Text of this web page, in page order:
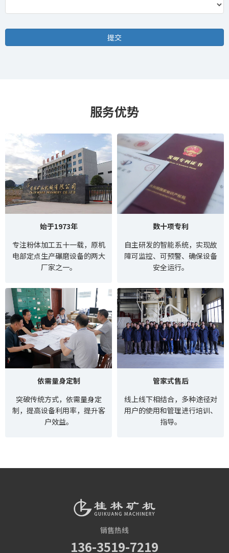
服务优势
始于1973年
专注粉体加工五十一载，原机
电部定点生产碾磨设备的两大
厂家之一。
数十项专利
自主研发的智能系统，实现故
障可监控、可预警、确保设备
安全运行。
依需量身定制
突破传统方式，依需量身定
制，提高设备利用率，提升客
户效益。
管家式售后
线上线下相结合，多种途径对
用户的使用和管理进行培训、
指导。
销售热线
136-3519-7219